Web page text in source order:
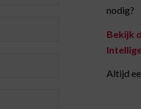
nodig?
Bekijk
Altijd